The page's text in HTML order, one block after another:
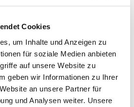
Cookies
um Inhalte und Anzeigen zu
für soziale Medien anbieten
auf unsere Website zu
geben wir Informationen zu Ihrer
an unsere Partner für
und Analysen weiter. Unsere